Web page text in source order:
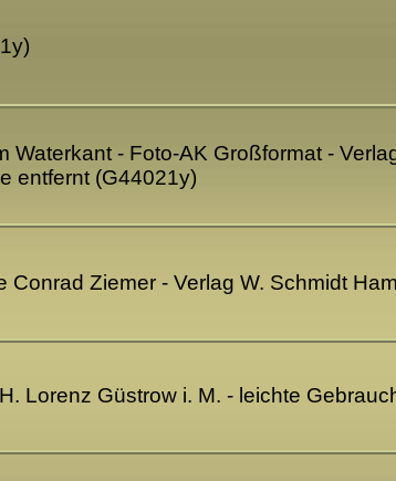
- Foto-AK Großformat -
entfernt (G44021y)
Ziemer - Verlag W. Schmidt
Lorenz Güstrow i. M. - leichte